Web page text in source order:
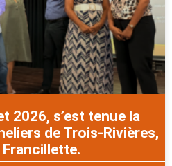
2026, s’est tenue la
de Trois-Rivières,